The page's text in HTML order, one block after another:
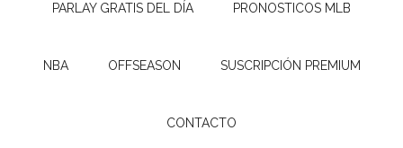
PARLAY GRATIS DEL DÍA PRONOSTICOS MLB
NBA OFFSEASON SUSCRIPCIÓN PREMIUM
CONTACTO